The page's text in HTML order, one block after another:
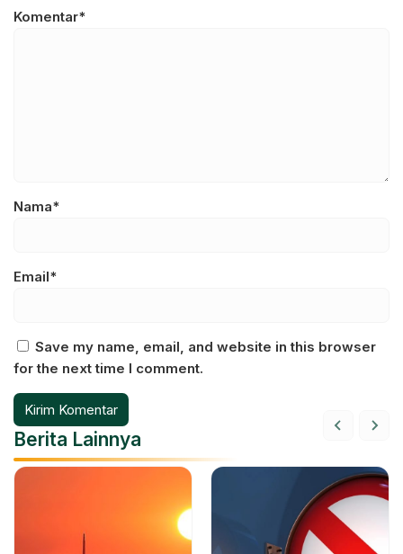
Komentar*
Nama*
Email*
Save my name, email, and website in this browser
for the next time I comment.
Berita Lainnya